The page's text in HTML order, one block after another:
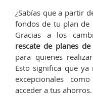
¿Sabías que a partir
fondos de tu plan de
Gracias a los
rescate de planes
para quienes
Esto significa que ya
excepcionales
acceder a tus ahorros.